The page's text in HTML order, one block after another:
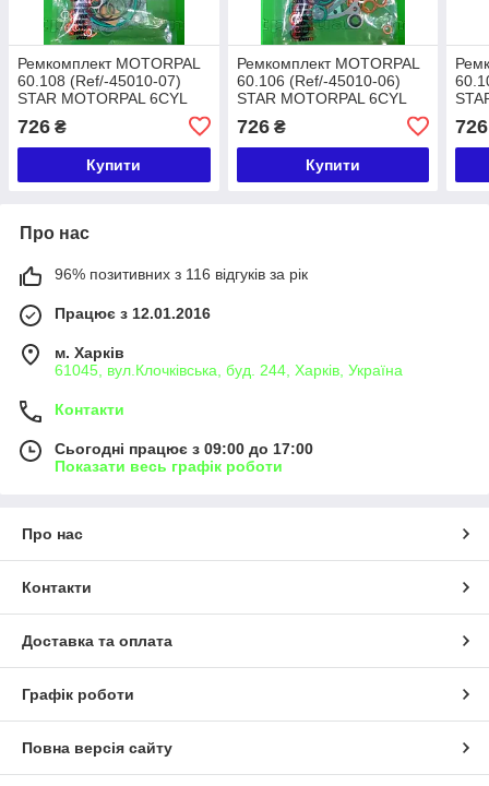
Ремкомплект MOTORPAL
60.108 (Ref/-45010-07)
STAR MOTORPAL 6CYL
726 ₴
Купити
Ремкомплект MOTORPAL
60.106 (Ref/-45010-06)
STAR MOTORPAL 6CYL
726₴
Купити
726
Про нас
96% позитивних з 116 відгуків за рік
Працює з 12.01.2016
м. Харків
61045, вул.Клочківська, буд. 244, Харків, Україна
Контакти
Сьогодні працює з 09:00 до 17:00
Показати весь графік роботи
Про нас
Контакти
Доставка та оплата
Графік роботи
Повна версія сайту